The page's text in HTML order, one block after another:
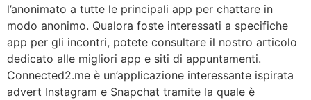
l’anonimato a tutte le principali app per chattare in
modo anonimo. Qualora foste interessati a specifiche
app per gli incontri, potete consultare il nostro articolo
dedicato alle migliori app e siti di appuntamenti.
Connected2.me è un’applicazione interessante ispirata
advert Instagram e Snapchat tramite la quale è